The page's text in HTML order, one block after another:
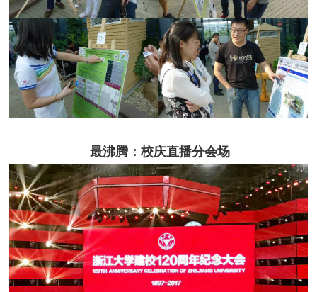
最沸腾：校庆直播分会场